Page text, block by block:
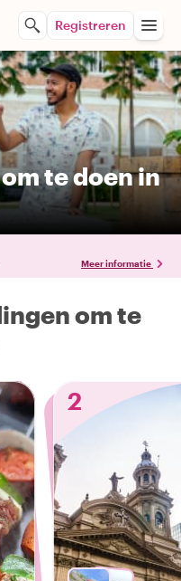
Registreren
te doen in
Meer informatie
om te
2